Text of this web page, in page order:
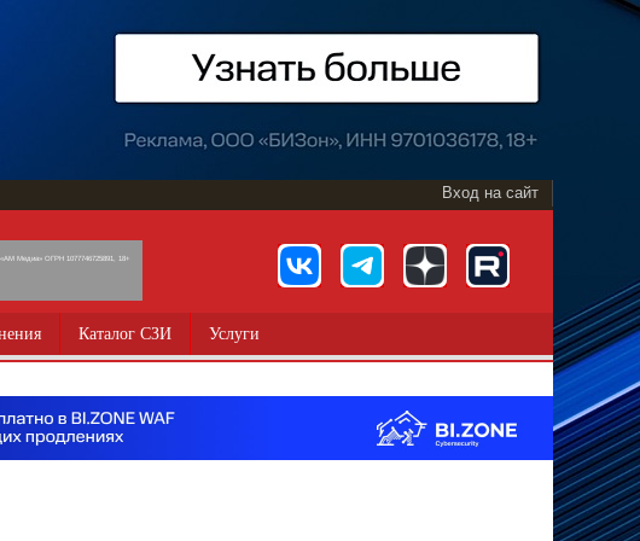
Вход на сайт
Медиа» ОГРН 1077746725891, 18+
Каталог СЗИ Услуги